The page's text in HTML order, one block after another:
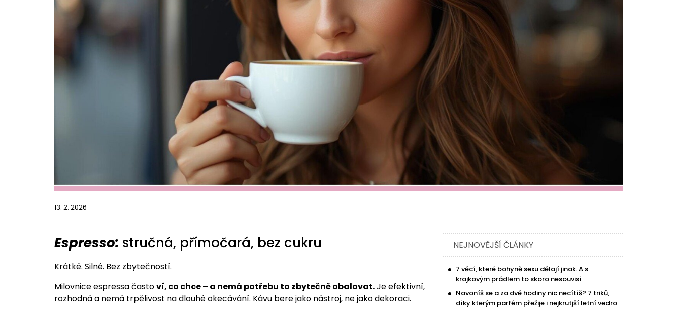
13. 2. 2026
Espresso: stručná, přímočará, bez cukru
Krátké. Silné. Bez zbytečností.
Milovnice espressa častoví, co chce – a nemá potřebu to zbytečně obalovat.Je efektivní,
rozhodná a nemá trpělivost na dlouhé okecávání. Kávu bere jako nástroj, ne jako dekoraci.
NEJNOVĚJŠÍ ČLÁNKY
7 věcí, které bohyně sexu dělají jinak. A s
krajkovým prádlem to skoro nesouvisí
Navoníš se a za dvě hodiny nic necítíš? 7 triků,
díky kterým parfém přežije i nejkrutjší letní vedro